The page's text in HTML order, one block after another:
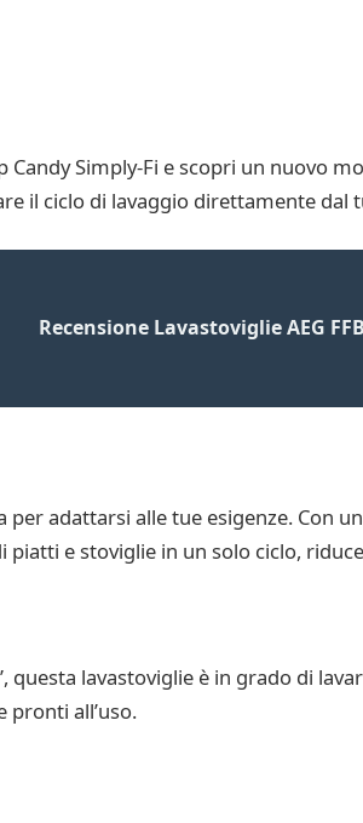
Candy Simply-Fi e scopri un nuovo
il ciclo di lavaggio direttamente dal
Recensione Lavastoviglie AEG
per adattarsi alle tue esigenze. Con
e stoviglie in un solo ciclo,
questa lavastoviglie è in grado di
all’uso.